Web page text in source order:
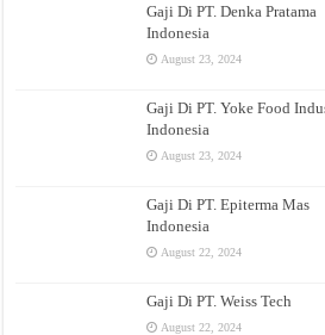
Gaji Di PT. Denka Pratama
Indonesia
August 23, 2024
Gaji Di PT. Yoke Food
Indonesia
August 23, 2024
Gaji Di PT. Epiterma Mas
Indonesia
August 22, 2024
Gaji Di PT. Weiss Tech
August 22, 2024